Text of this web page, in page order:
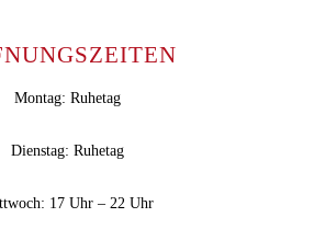
Montag: Ruhetag
Dienstag: Ruhetag
17 Uhr – 22 Uhr